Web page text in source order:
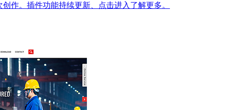
作。插件功能持续更新、点击进入了解更多。